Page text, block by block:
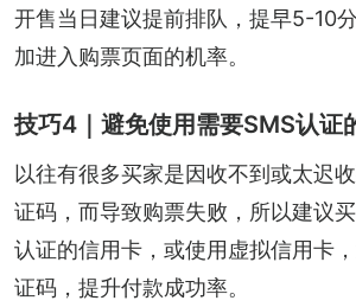
开售当日建议提前排队，提早5-10
加进入购票页面的机率。
技巧4｜避免使用需要SMS认证
以往有很多买家是因收不到或太迟
证码，而导致购票失败，所以建议
认证的信用卡，或使用虚拟信用卡
证码，提升付款成功率。